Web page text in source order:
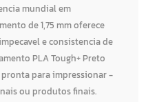
mundial em
de 1,75 mm oferece
e consistencia de
PLA Tough+ Preto
para impressionar -
ou produtos finais.